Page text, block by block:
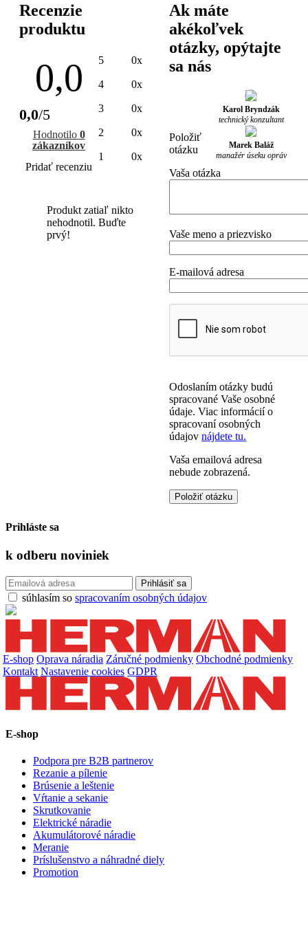
Recenzie
produktu
0,0
0,0/5
Hodnotilo 0
zákazníkov
Pridať recenziu
5 0x
4 0x
3 0x
2 0x
1 0x
Produkt zatiaľ nikto
nehodnotil. Buďte
prvý!
Ak máte
akékoľvek
otázky, opýtajte
sa nás
Karol Bryndzák
technický konzultant
Marek Baláž
manažér úseku opráv
Položiť
otázku
Vaša otázka
Vaše meno a priezvisko
E-mailová adresa
Odoslaním otázky budú
spracované Vaše osobné
údaje. Viac informácií o
spracovaní osobných
údajovnájdete tu.
Vaša emailová adresa
nebude zobrazená.
Prihláste sa
k odberu noviniek
súhlasím so spracovaním osobných údajov
E-shop Oprava náradia Záručné podmienky Obchodné podmienky
Kontakt Nastavenie cookies GDPR
E-shop
Podpora pre B2B partnerov
Rezanie a pílenie
Brúsenie a leštenie
Vŕtanie a sekanie
Skrutkovanie
Elektrické náradie
Akumulátorové náradie
Meranie
Príslušenstvo a náhradné diely
Promotion